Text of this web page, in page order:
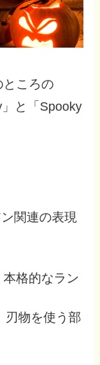
ところの
」と「Spooky
ン関連の表現
格的なラン
刃物を使う部